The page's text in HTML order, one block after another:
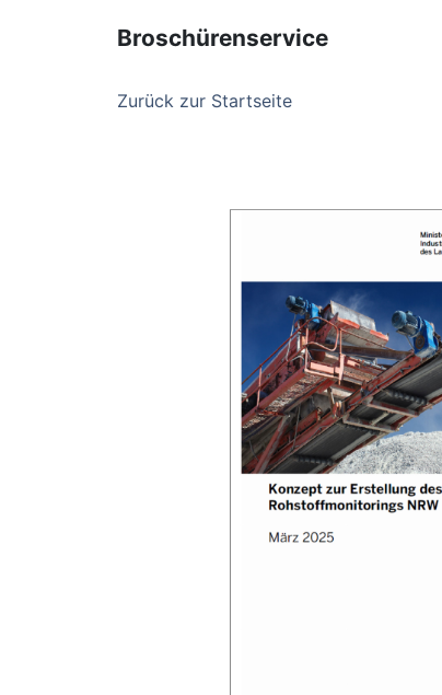
Broschürenservice
Zurück zur Startseite